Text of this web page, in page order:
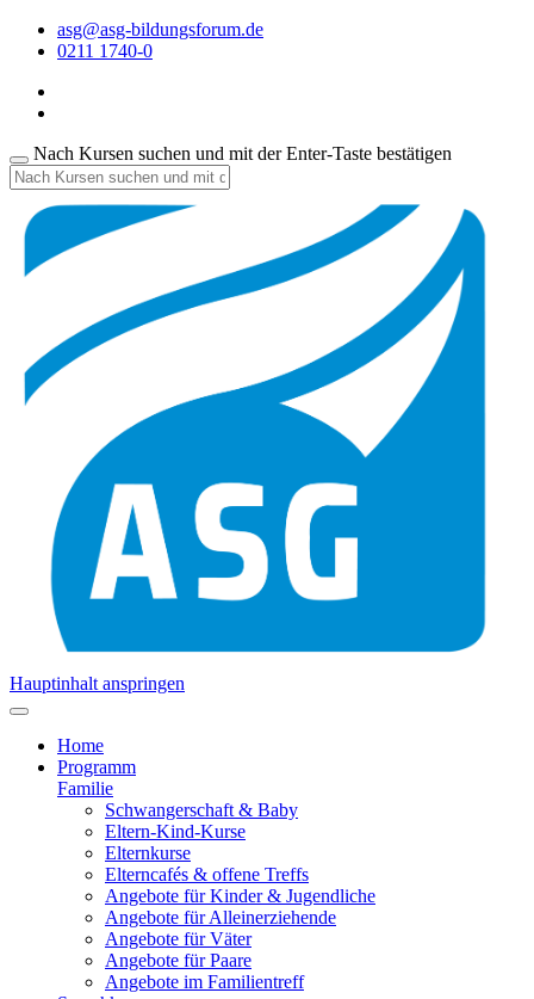
asg@asg-bildungsforum.de
0211 1740-0
Nach Kursen suchen und mit der Enter-Taste bestätigen
Hauptinhalt anspringen
Home
Programm
Familie
Schwangerschaft & Baby
Eltern-Kind-Kurse
Elternkurse
Elterncafés & offene Treffs
Angebote für Kinder & Jugendliche
Angebote für Alleinerziehende
Angebote für Väter
Angebote für Paare
Angebote im Familientreff